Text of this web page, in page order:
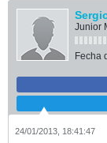
Junior
Fecha
24/01/2013, 18:41:47